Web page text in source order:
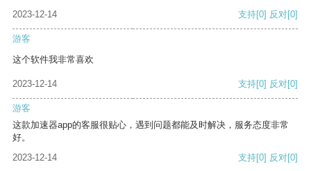
2023-12-14 支持[0] 反对[0]
游客
这个软件我非常喜欢
2023-12-14 支持[0] 反对[0]
游客
这款加速器app的客服很贴心，遇到问题都能及时解决，服务态度非常
好。
2023-12-14
支持[0] 反对[0]